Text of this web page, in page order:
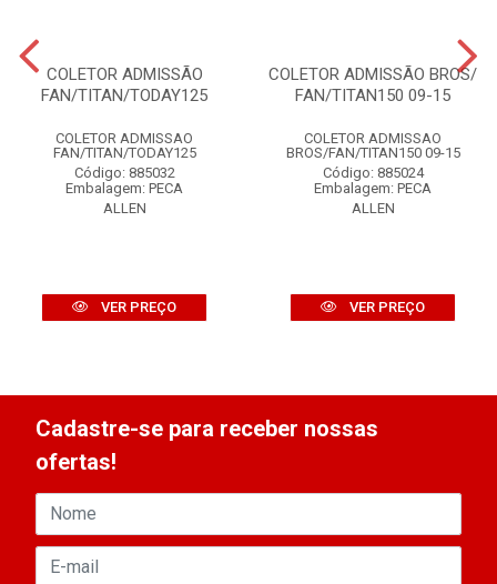
COLETOR ADMISSÃO
FAN/TITAN/TODAY125
COLETOR ADMISSAO
FAN/TITAN/TODAY125
Código: 885032
Embalagem: PECA
ALLEN
VER PREÇO
COLETOR ADMISSÃO BROS/
FAN/TITAN150 09-15
COLETOR ADMISSAO
BROS/FAN/TITAN150 09-15
Código: 885024
Embalagem: PECA
ALLEN
VER PREÇO
Cadastre-se para receber nossas
ofertas!